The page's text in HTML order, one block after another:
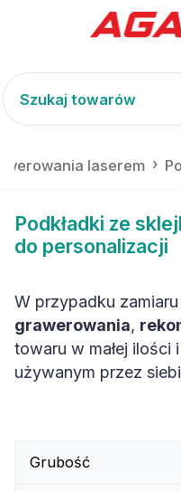
laserem
Podkładki ze
do personalizacji
W przypadku zamiaru
grawerowania,
towaru w małej ilości i
używanym przez